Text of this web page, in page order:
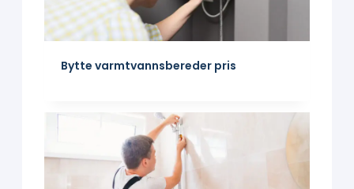
Bytte varmtvanns­bereder pris